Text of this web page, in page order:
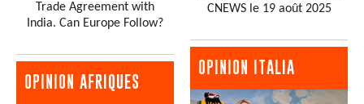
Trade Agreement with
India. Can Europe Follow?
OPINION AFRIQUES
CNEWS le 19 août 2025
OPINION ITALIA